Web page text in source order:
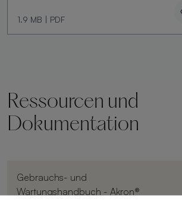
1.9 MB | PDF
Ressourcen und
Dokumentation
Gebrauchs- und
Wartungshandbuch - Akron®